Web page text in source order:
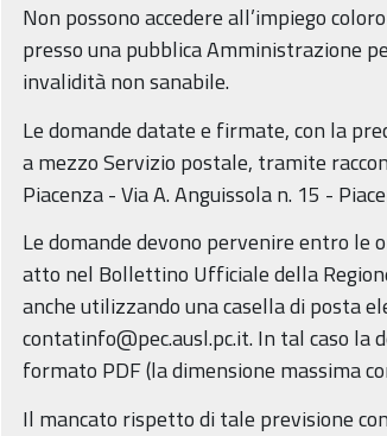
Non possono accedere all’impiego
presso una pubblica Amministrazione
invalidità non sanabile.
Le domande datate e firmate, con la
a mezzo Servizio postale, tramite
Piacenza - Via A. Anguissola n. 15 -
Le domande devono pervenire entro le
atto nel Bollettino Ufficiale della
anche utilizzando una casella di posta
contatinfo@pec.ausl.pc.it. In tal caso
formato PDF (la dimensione massima
Il mancato rispetto di tale previsione